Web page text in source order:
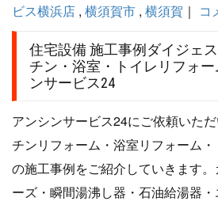
ビス横浜店 , 横須賀市 , 横須賀 ｜ コ
住宅設備 施工事例ダイジェ
チン・浴室・トイレリフォ
ンサービス24
アンシンサービス24にご依頼いた
チンリフォーム・浴室リフォーム
の施工事例をご紹介していきます
ーズ・瞬間湯沸し器・石油給湯器